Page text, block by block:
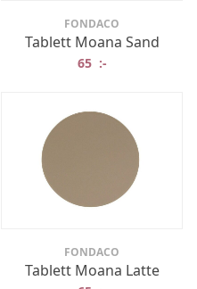
FONDACO
Tablett Moana Sand
65 :-
FONDACO
Tablett Moana Latte